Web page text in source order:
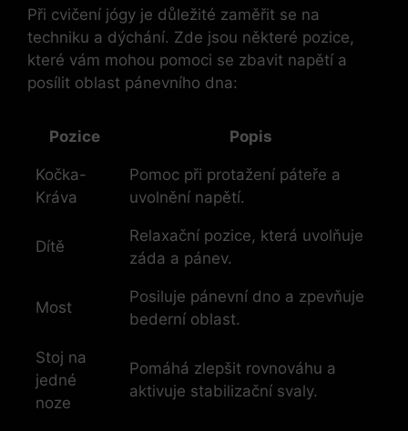
Při cvičení jógy je důležité zaměřit se na
techniku a dýchání. Zde jsou některé pozice,
které vám mohou pomoci se zbavit napětí a
posílit oblast pánevního dna:
Pozice Popis
Kočka-
Kráva
Pomoc při protažení páteře a
uvolnění napětí.
Dítě
Relaxační pozice, která uvolňuje
záda a pánev.
Most
Posiluje pánevní dno a zpevňuje
bederní oblast.
Stoj na
jedné
noze
Pomáhá zlepšit rovnováhu a
aktivuje stabilizační svaly.